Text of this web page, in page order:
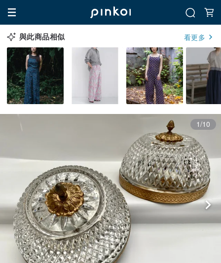
與此商品相似 看更多
1/10